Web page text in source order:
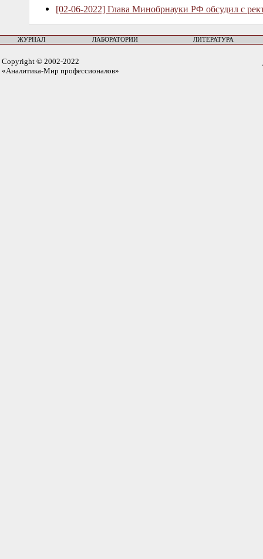
[02-06-2022] Глава Минобрнауки РФ обсудил с
ЖУРНАЛ ЛАБОРАТОРИИ ЛИТЕРАТУРА
Copyright © 2002-2022
«Аналитика-Мир профессионалов»